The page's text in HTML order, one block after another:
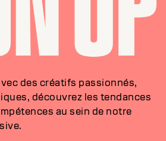
des créatifs passionnés,
découvrez les tendances
au sein de notre